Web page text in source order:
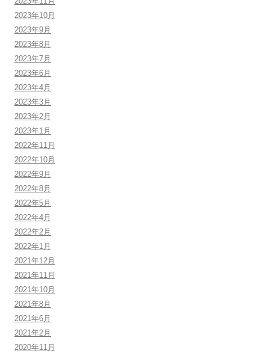
2023年10月
2023年9月
2023年8月
2023年7月
2023年6月
2023年4月
2023年3月
2023年2月
2023年1月
2022年11月
2022年10月
2022年9月
2022年8月
2022年5月
2022年4月
2022年2月
2022年1月
2021年12月
2021年11月
2021年10月
2021年8月
2021年6月
2021年2月
2020年11月